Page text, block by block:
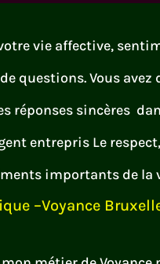
vie affective,
questions. Vous
réponses sincères
entrepris Le
importants de la
–Voyance